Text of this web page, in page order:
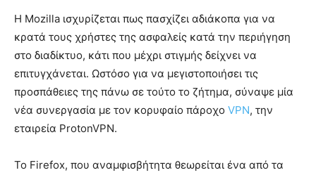
Η Mozilla ισχυρίζεται πως πασχίζει αδιάκοπα για να
κρατά τους χρήστες της ασφαλείς κατά την περιήγηση
στο διαδίκτυο, κάτι που μέχρι στιγμής δείχνει να
επιτυγχάνεται. Ωστόσο για να μεγιστοποιήσει τις
προσπάθειες της πάνω σε τούτο το ζήτημα, σύναψε μία
νέα συνεργασία με τον κορυφαίο πάροχο VPN, την
εταιρεία ProtonVPN.
Το Firefox, που αναμφισβήτητα θεωρείται ένα από τα